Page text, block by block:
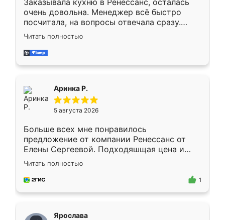
Заказывала кухню в Ренессанс, осталась
очень довольна. Менеджер всё быстро
посчитала, на вопросы отвечала сразу.
Замерщик приехал в субботу, подошёл к
делу со всей ответственностью. Собрали
за день, ребята работали аккуратно, даже
Читать полностью
Аринка Р.
5 августа 2026
Больше всех мне понравилось
предложение от компании Ренессанс от
Елены Сергеевой. Подходяшщая цена и
короткие сроки изготовления. Приехавший
для замера сотрудник Владислав
предложил по моему эскизу самый
Читать полностью
1
Ярослава